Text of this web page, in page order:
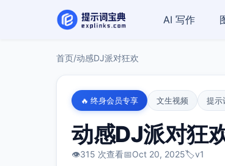
AI 写作
首页/动感DJ派对狂欢
🔥 终身会员专享 文生视频 提示
动感DJ派对狂
👁️315 次查看📅Oct 20, 2025🏷️v1